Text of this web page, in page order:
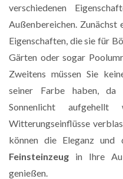
verschiedenen
Außenbereichen. Zunächst
Eigenschaften, die sie für
Gärten oder sogar
Zweitens müssen Sie
seiner Farbe haben, da
Sonnenlicht
Witterungseinflüsse
können die Eleganz und
Feinsteinzeug in Ihre
genießen.